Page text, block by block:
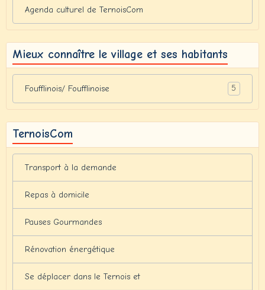
Agenda culturel de TernoisCom
Mieux connaître le village et ses habitants
Foufflinois/ Foufflinoise 5
TernoisCom
Transport à la demande
Repas à domicile
Pauses Gourmandes
Rénovation énergétique
Se déplacer dans le Ternois et